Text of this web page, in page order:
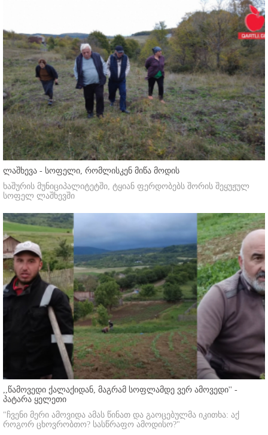
ლაშხევა - სოფელი, რომლისკენ მიწა მოდის
ხაშურის მუნიციპალიტეტში, ტყიან ფერდობებს შორის შეყუჟულ
სოფელ ლაშხევში
,,წამოვედი ქალაქიდან, მაგრამ სოფლამდე ვერ ამოვედი'' -
პატარა ყელეთი
"ჩვენი მერი ამოვიდა ამას წინათ და გაოცებულმა იკითხა: აქ
როგორ ცხოვრობთო? სასწრაფო ამოდისო?"